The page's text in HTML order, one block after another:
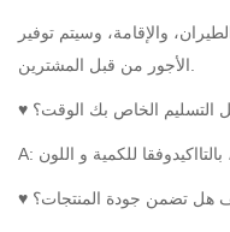
والإقامة، وسيتم توفير
الأجور من قبل المشترين.
♥ الخاص بك الوقت؟
A: بالتااكيد
هل تضمن جودة المنتجات؟